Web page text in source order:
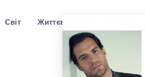
Світ Життєві історії